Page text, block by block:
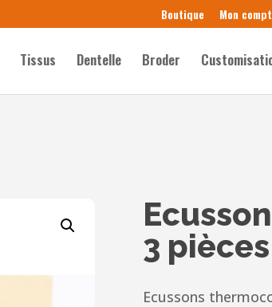
Boutique Mon
Tissus Dentelle Broder
3 pièces
Ecussons